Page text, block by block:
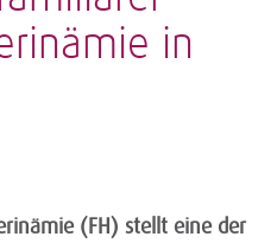
in
(FH) stellt eine der